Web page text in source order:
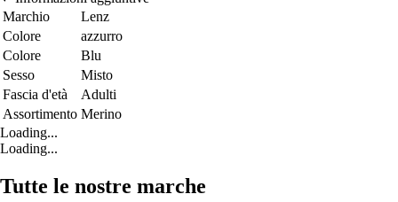
Marchio
Lenz
Colore
azzurro
Colore
Blu
Sesso
Misto
Fascia d'età
Adulti
Assortimento Merino
Loading...
Loading...
Tutte le nostre marche